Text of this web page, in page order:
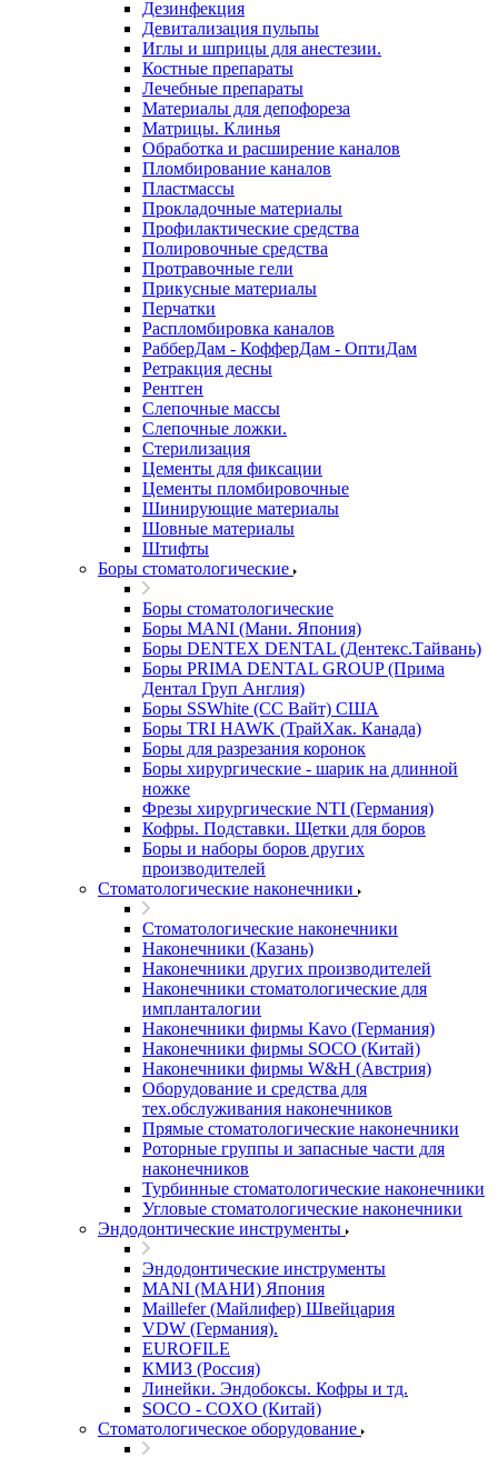
Дезинфекция
Девитализация пульпы
Иглы и шприцы для анестезии.
Костные препараты
Лечебные препараты
Материалы для депофореза
Матрицы. Клинья
Обработка и расширение каналов
Пломбирование каналов
Пластмассы
Прокладочные материалы
Профилактические средства
Полировочные средства
Протравочные гели
Прикусные материалы
Перчатки
Распломбировка каналов
РабберДам - КофферДам - ОптиДам
Ретракция десны
Рентген
Слепочные массы
Слепочные ложки.
Стерилизация
Цементы для фиксации
Цементы пломбировочные
Шинирующие материалы
Шовные материалы
Штифты
Боры стоматологические
Боры стоматологические
Боры MANI (Мани. Япония)
Боры DENTEX DENTAL (Дентекс.Тайвань)
Боры PRIMA DENTAL GROUP (Прима
Дентал Груп Англия)
Боры SSWhite (СС Вайт) США
Боры TRI HAWK (ТрайХак. Канада)
Боры для разрезания коронок
Боры хирургические - шарик на длинной
ножке
Фрезы хирургические NTI (Германия)
Кофры. Подставки. Щетки для боров
Боры и наборы боров других
производителей
Стоматологические наконечники
Стоматологические наконечники
Наконечники (Казань)
Наконечники других производителей
Наконечники стоматологические для
импланталогии
Наконечники фирмы Kavo (Германия)
Наконечники фирмы SOCO (Китай)
Наконечники фирмы W&H (Австрия)
Оборудование и средства для
тех.обслуживания наконечников
Прямые стоматологические наконечники
Роторные группы и запасные части для
наконечников
Турбинные стоматологические наконечники
Угловые стоматологические наконечники
Эндодонтические инструменты
Эндодонтические инструменты
MANI (МАНИ) Япония
Maillefer (Майлифер) Швейцария
VDW (Германия).
EUROFILE
КМИЗ (Россия)
Линейки. Эндобоксы. Кофры и тд.
SOCO - COXO (Китай)
Стоматологическое оборудование